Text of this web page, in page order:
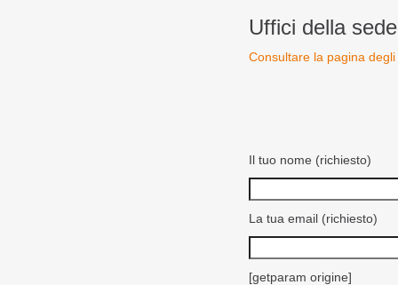
Uffici della
Consultare la pagina
Il tuo nome (richiesto)
La tua email (richiesto)
[getparam origine]